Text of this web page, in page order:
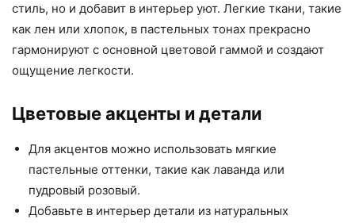
стиль, но и добавит в интерьер уют. Легкие ткани, такие
как лен или хлопок, в пастельных тонах прекрасно
гармонируют с основной цветовой гаммой и создают
ощущение легкости.
Цветовые акценты и детали
Для акцентов можно использовать мягкие
пастельные оттенки, такие как лаванда или
пудровый розовый.
Добавьте в интерьер детали из натуральных